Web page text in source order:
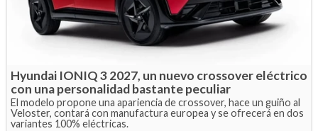
Hyundai IONIQ 3 2027, un nuevo crossover eléctrico
con una personalidad bastante peculiar
El modelo propone una apariencia de crossover, hace un guiño al
Veloster, contará con manufactura europea y se ofrecerá en dos
variantes 100% eléctricas.